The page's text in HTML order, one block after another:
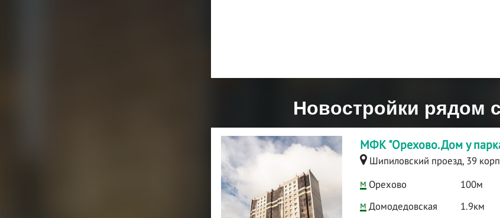
Новостройки рядом
МФК "Орехово. Дом у
Шипиловский проезд, 39
м Орехово 100м
м Домодедовская 1.9км